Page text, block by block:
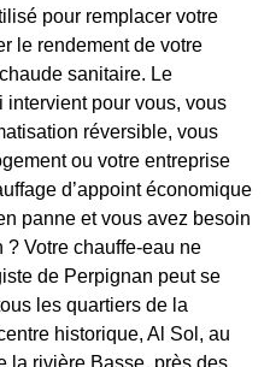
pour remplacer votre
le rendement de votre
sanitaire. Le
pour vous, vous
réversible, vous
ou votre entreprise
d’appoint économique
panne et vous avez besoin
? Votre chauffe-eau ne
de Perpignan peut se
les quartiers de la
historique, Al Sol, au